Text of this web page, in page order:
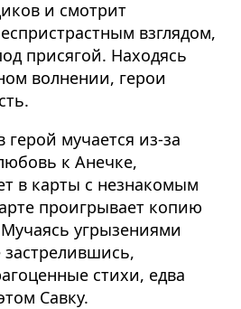
и смотрит
взглядом,
присягой. Находясь
волнении, герои
герой мучается из-за
к Анечке,
в карты с незнакомым
проигрывает копию
угрызениями
застрелившись,
стихи, едва
Савку.